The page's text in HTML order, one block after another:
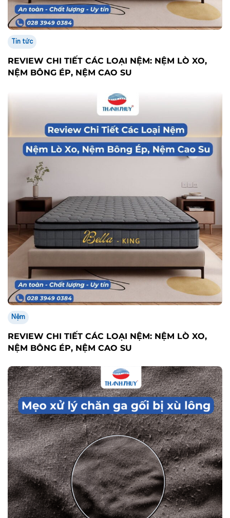
Tin tức
REVIEW CHI TIẾT CÁC LOẠI NỆM: NỆM LÒ XO,
NỆM BÔNG ÉP, NỆM CAO SU
Nệm
REVIEW CHI TIẾT CÁC LOẠI NỆM: NỆM LÒ XO,
NỆM BÔNG ÉP, NỆM CAO SU